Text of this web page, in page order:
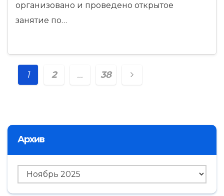
организовано и проведено открытое
занятие по…
Навигация
1 2 … 38
Архив
Архив